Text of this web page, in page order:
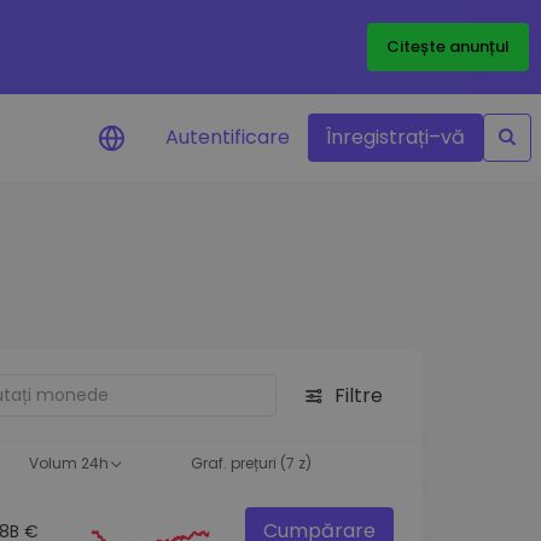
Citește anunțul
Autentificare Înregistrați–vă
Filtre
Volum 24h Graf. prețuri (7 z)
€ Cumpărare